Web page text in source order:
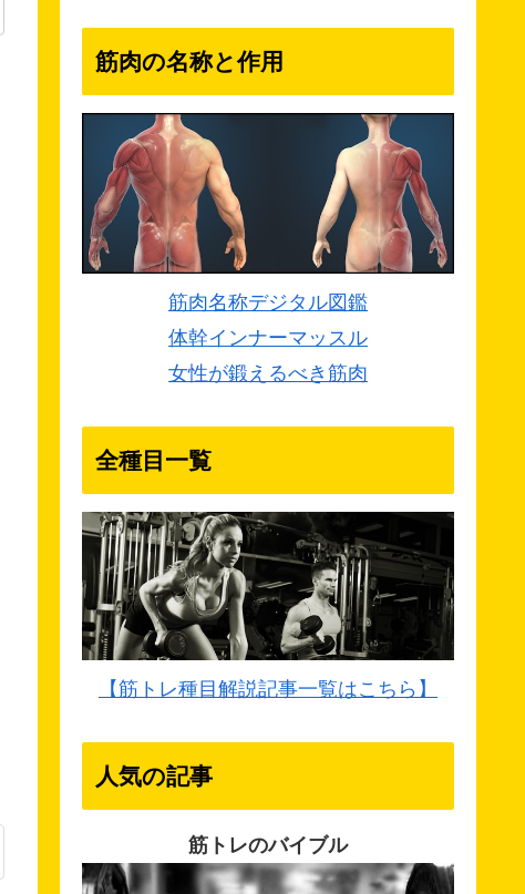
筋肉の名称と作用
筋肉名称デジタル図鑑
体幹インナーマッスル
女性が鍛えるべき筋肉
全種目一覧
【筋トレ種目解説記事一覧はこちら】
人気の記事
筋トレのバイブル